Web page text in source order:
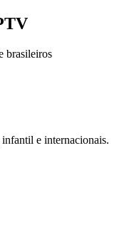
brasileiros
infantil e internacionais.